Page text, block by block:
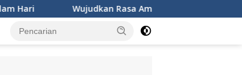
Aman dan Damai, Personel KSKP Merak